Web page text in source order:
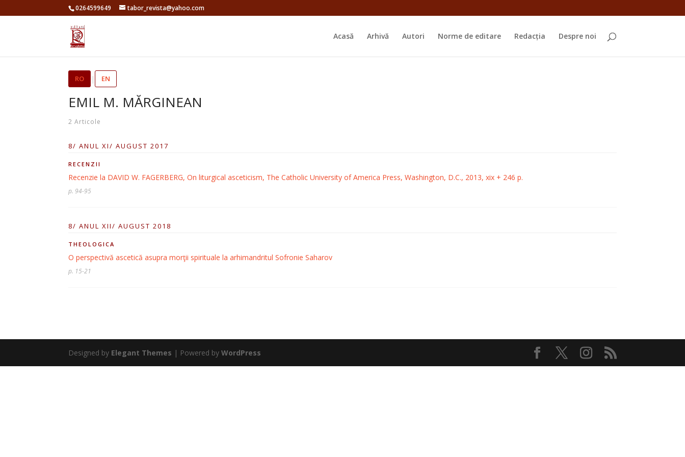
0264599649 tabor_revista@yahoo.com
Acasă Arhivă Autori Norme de editare Redacția Despre noi
RO | EN
EMIL M. MĂRGINEAN
2 Articole
8/ ANUL XI/ AUGUST 2017
RECENZII
Recenzie la DAVID W. FAGERBERG, On liturgical asceticism, The Catholic University of America Press, Washington, D.C., 2013, xix + 246 p.
p. 94-95
8/ ANUL XII/ AUGUST 2018
THEOLOGICA
O perspectivă ascetică asupra morţii spirituale la arhimandritul Sofronie Saharov
p. 15-21
Designed by Elegant Themes | Powered byWordPress